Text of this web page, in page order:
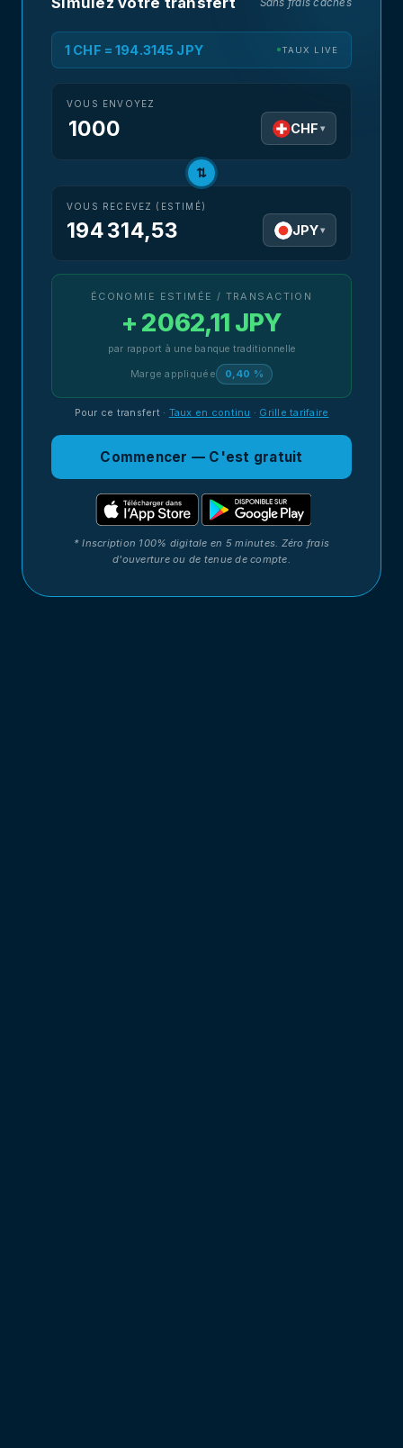
1 CHF = 194.3145 JPY TAUX LIVE
VOUS ENVOYEZ
CHF ▾
⇅
VOUS RECEVEZ (ESTIMÉ)
194 314,53 JPY▾
ÉCONOMIE ESTIMÉE / TRANSACTION
+ 2 062,11 JPY
par rapport à une banque traditionnelle
Marge appliquée 0,40 %
Pour ce transfert· Taux en continu · Grille tarifaire
Commencer — C'est gratuit
* Inscription 100% digitale en 5 minutes. Zéro frais
d'ouverture ou de tenue de compte.